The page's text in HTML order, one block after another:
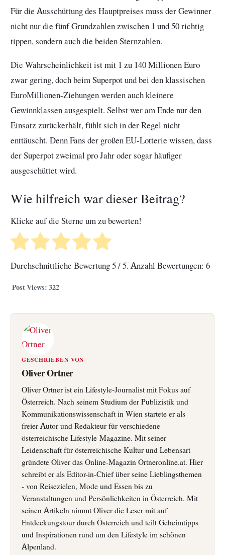
Für die Ausschüttung des Hauptpreises muss der Gewinner
nicht nur die fünf Grundzahlen zwischen 1 und 50 richtig
tippen, sondern auch die beiden Sternzahlen.
Die Wahrscheinlichkeit ist mit 1 zu 140 Millionen Euro
zwar gering, doch beim Superpot und bei den klassischen
EuroMillionen-Ziehungen werden auch kleinere
Gewinnklassen ausgespielt. Selbst wer am Ende nur den
Einsatz zurückerhält, fühlt sich in der Regel nicht
enttäuscht. Denn Fans der großen EU-Lotterie wissen, dass
der Superpot zweimal pro Jahr oder sogar häufiger
ausgeschüttet wird.
Wie hilfreich war dieser Beitrag?
Klicke auf die Sterne um zu bewerten!
Durchschnittliche Bewertung5/ 5. Anzahl Bewertungen: 6
Post Views: 322
GESCHRIEBEN VON
Oliver Ortner
Oliver Ortner ist ein Lifestyle-Journalist mit Fokus auf
Österreich. Nach seinem Studium der Publizistik und
Kommunikationswissenschaft in Wien startete er als
freier Autor und Redakteur für verschiedene
österreichische Lifestyle-Magazine. Mit seiner
Leidenschaft für österreichische Kultur und Lebensart
gründete Oliver das Online-Magazin Ortneronline.at. Hier
schreibt er als Editor-in-Chief über seine Lieblingsthemen
- von Reisezielen, Mode und Essen bis zu
Veranstaltungen und Persönlichkeiten in Österreich. Mit
seinen Artikeln nimmt Oliver die Leser mit auf
Entdeckungstour durch Österreich und teilt Geheimtipps
und Inspirationen rund um den Lifestyle im schönen
Alpenland.